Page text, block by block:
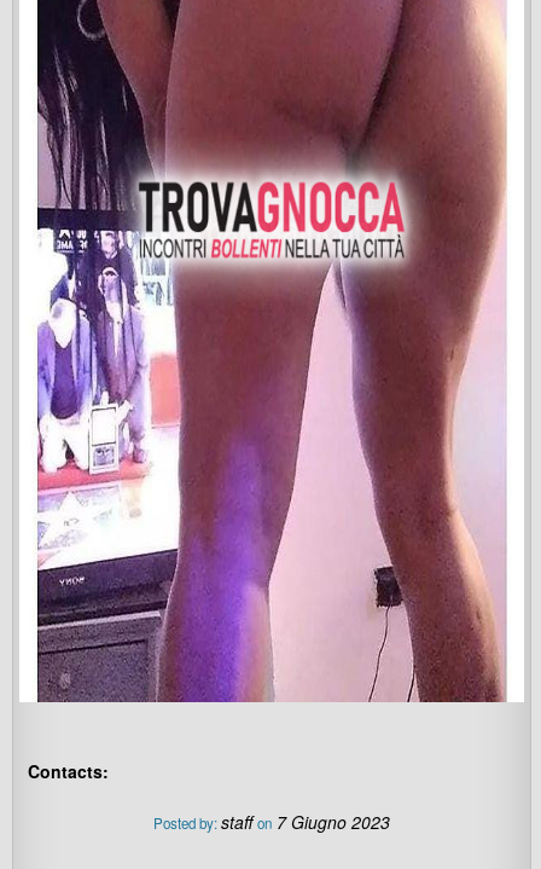
Contacts:
Posted by:staff on 7 Giugno 2023